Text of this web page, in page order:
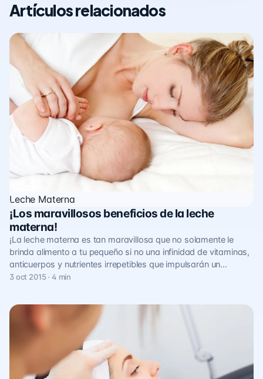
Artículos relacionados
Leche Materna
¡Los maravillosos beneficios de la leche
materna!
¡La leche materna es tan maravillosa que no solamente le
brinda alimento a tu pequeño si no una infinidad de vitaminas,
anticuerpos y nutrientes irrepetibles que impulsarán un…
3 oct 2015 · 4 min